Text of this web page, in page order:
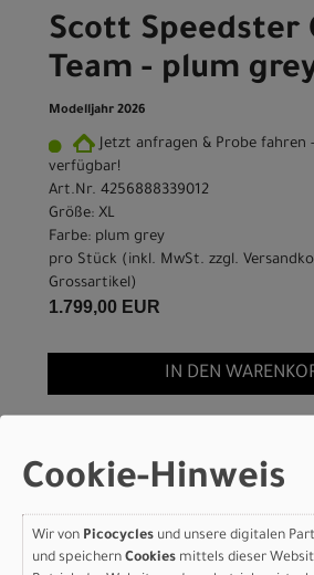
Scott Speedster
Team - plum
Modelljahr 2026
Jetzt anfragen & Probe fahren
verfügbar!
Art.Nr. 4256888339012
Größe: XL
Farbe: plum grey
pro Stück (inkl. MwSt. zzgl.
Grossartikel)
1.799,00 EUR
IN DEN
Team - plum grey
Modelljahr 2026
Lieferbar in ca. 5-8 Werktagen
Cookie-Hinweis
Wir von Picocycles und unsere digitalen
und speichern Cookies mittels dieser